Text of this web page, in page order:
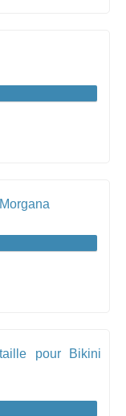
pour Bikini